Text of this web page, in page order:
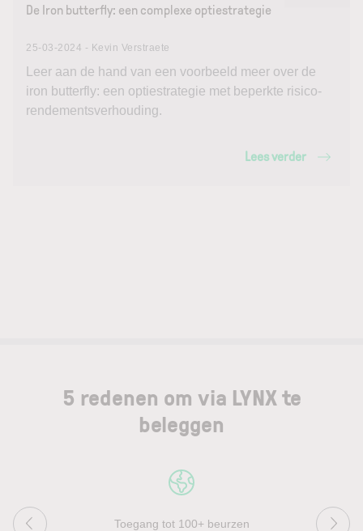
De Iron butterfly: een complexe optiestrategie
25-03-2024 - Kevin Verstraete
Leer aan de hand van een voorbeeld meer over de
iron butterfly: een optiestrategie met beperkte risico-
rendementsverhouding.
Lees verder
5 redenen om via LYNX te
beleggen
Toegang tot 100+ beurzen